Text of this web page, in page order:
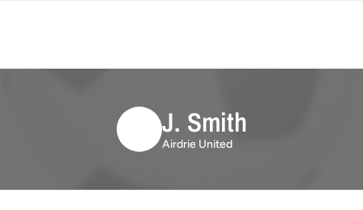
J. Smith
Airdrie United